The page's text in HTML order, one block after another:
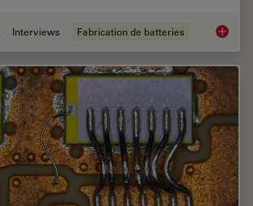
Interviews Fabrication de batteries Battery